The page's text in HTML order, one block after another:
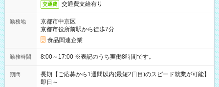
交通費 交通費支給有り
勤務地
京都市中京区
京都市役所前駅から徒歩7分
食品関連企業
勤務時間 8:00～17:00 ※表記のうち実働8時間です。
期間
長期【ご応募から1週間以内(最短2日目)のスピード就業が可能】
即日～